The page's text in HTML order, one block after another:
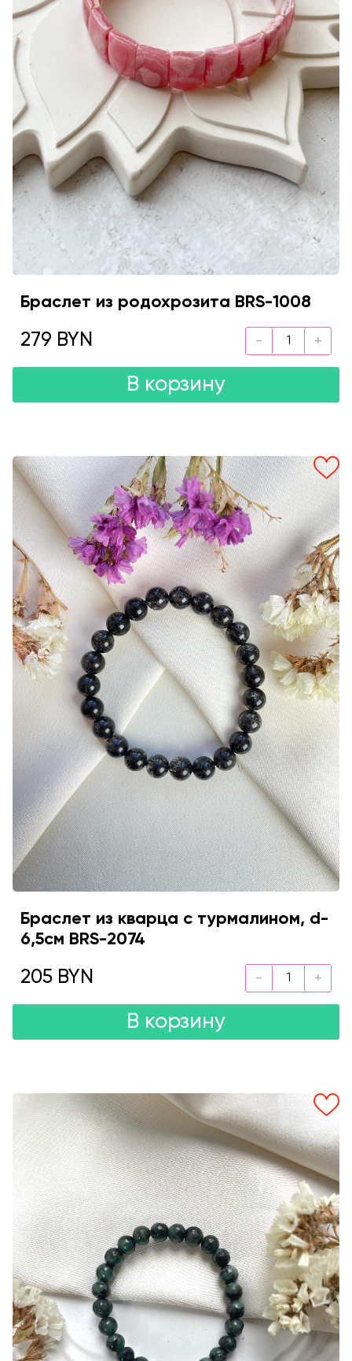
Браслет из родохрозита BRS-1008
279 BYN
В корзину
Браслет из кварца с турмалином, d-
6,5см BRS-2074
205 BYN
В корзину